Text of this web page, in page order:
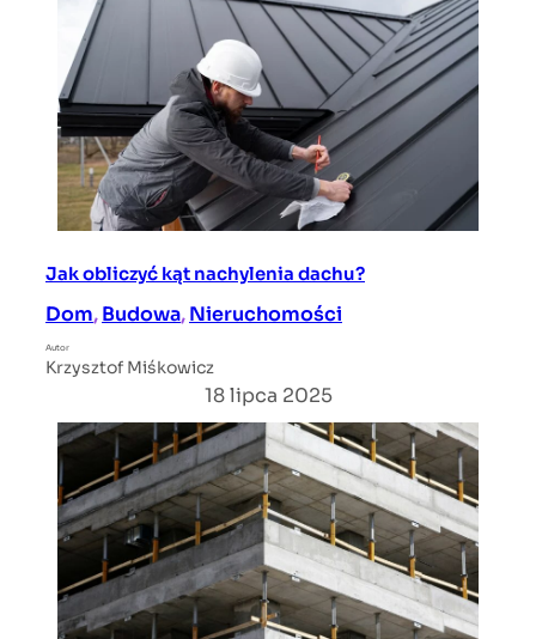
Jak obliczyć kąt nachylenia dachu?
Dom, Budowa, Nieruchomości
Autor
Krzysztof Miśkowicz
18 lipca 2025